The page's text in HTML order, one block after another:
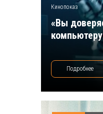
Кинопоказ
«Вы
Подробнее